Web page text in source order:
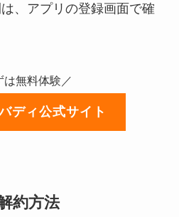
、アプリの登録画面で確
は無料体験／
ディ公式サイト
約方法